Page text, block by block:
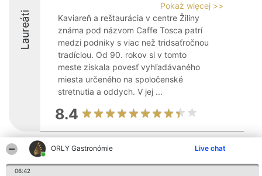
ORLY Gastronómie Live chat
06:42
Laureáti
Pokaż więcej >>
Kaviareň a reštaurácia v centre Žiliny
známa pod názvom Caffe Tosca patrí
medzi podniky s viac než tridsaťročnou
tradíciou. Od 90. rokov si v tomto
meste získala povesť vyhľadávaného
miesta určeného na spoločenské
stretnutia a oddych. V jej ...
8.4
Organizátor hodnotenia
Bright Side Solutions sp. z o.
o. sp. k.
Laureáti
Kontakt